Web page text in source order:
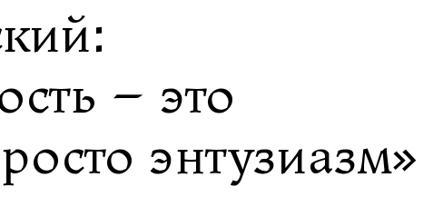
– это
энтузиазм»